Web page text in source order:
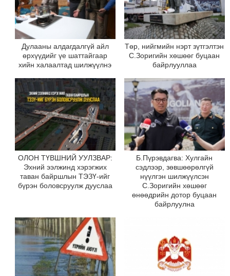
Дулааны алдагдалгүй айл
өрхүүдийг үе шаттайгаар
хийн халаалтад шилжүүлнэ
Төр, нийгмийн нэрт зүтгэлтэн
С.Зоригийн хөшөөг буцаан
байрлууллаа
ОЛОН ТҮВШНИЙ УУЛЗВАР:
Эхний ээлжинд хэрэгжих
таван байршлын ТЭЗҮ-ийг
бүрэн боловсруулж дууслаа
Б.Пүрэвдагва: Хулгайн
сэдлээр, зөвшөөрөлгүй
нүүлгэн шилжүүлсэн
С.Зоригийн хөшөөг
өнөөдрийн дотор буцаан
байрлуулна